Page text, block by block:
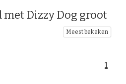
Dizzy Dog groot
Meest bekeken
1